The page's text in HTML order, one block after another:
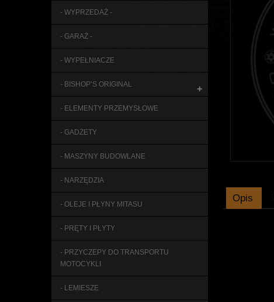
- WYPRZEDAŻ -
- GARAŻ -
- WYPEŁNIACZE
- BISHOP’S ORIGINAL +
- ELEMENTY PRZEMYSŁOWE
- GADŻETY
- MASZYNY BUDOWLANE
- NARZĘDZIA
- OLEJE I PŁYNY MITASU
- PRĘTY I PŁYTY
- PRZYCZEPY DO TRANSPORTU
MOTOCYKLI
- LEMIESZE
Opis